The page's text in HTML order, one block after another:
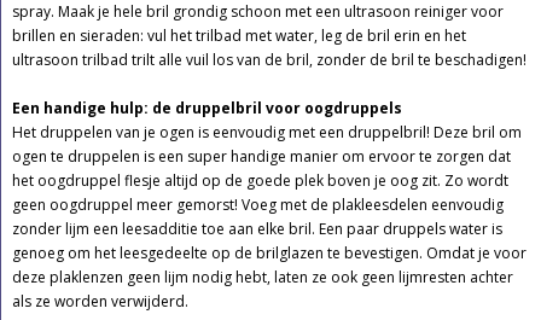
spray. Maak je hele bril grondig schoon met een ultrasoon reiniger voor
brillen en sieraden: vul het trilbad met water, leg de bril erin en het
ultrasoon trilbad trilt alle vuil los van de bril, zonder de bril te beschadigen!
Een handige hulp: de druppelbril voor oogdruppels
Het druppelen van je ogen is eenvoudig met een druppelbril! Deze bril om
ogen te druppelen is een super handige manier om ervoor te zorgen dat
het oogdruppel flesje altijd op de goede plek boven je oog zit. Zo wordt
geen oogdruppel meer gemorst! Voeg met de plakleesdelen eenvoudig
zonder lijm een leesadditie toe aan elke bril. Een paar druppels water is
genoeg om het leesgedeelte op de brilglazen te bevestigen. Omdat je voor
deze plaklenzen geen lijm nodig hebt, laten ze ook geen lijmresten achter
als ze worden verwijderd.